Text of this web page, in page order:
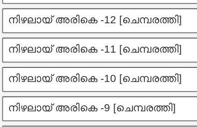
നിഴലായ് അരികെ -12 [ചെമ്പരത്തി]
നിഴലായ് അരികെ -11 [ചെമ്പരത്തി]
നിഴലായ് അരികെ -10 [ചെമ്പരത്തി]
നിഴലായ് അരികെ -9 [ചെമ്പരത്തി]